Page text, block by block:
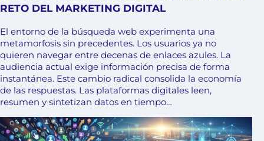
RETO DEL MARKETING DIGITAL
El entorno de la búsqueda web experimenta una
metamorfosis sin precedentes. Los usuarios ya no
quieren navegar entre decenas de enlaces azules. La
audiencia actual exige información precisa de forma
instantánea. Este cambio radical consolida la economía
de las respuestas. Las plataformas digitales leen,
resumen y sintetizan datos en tiempo…